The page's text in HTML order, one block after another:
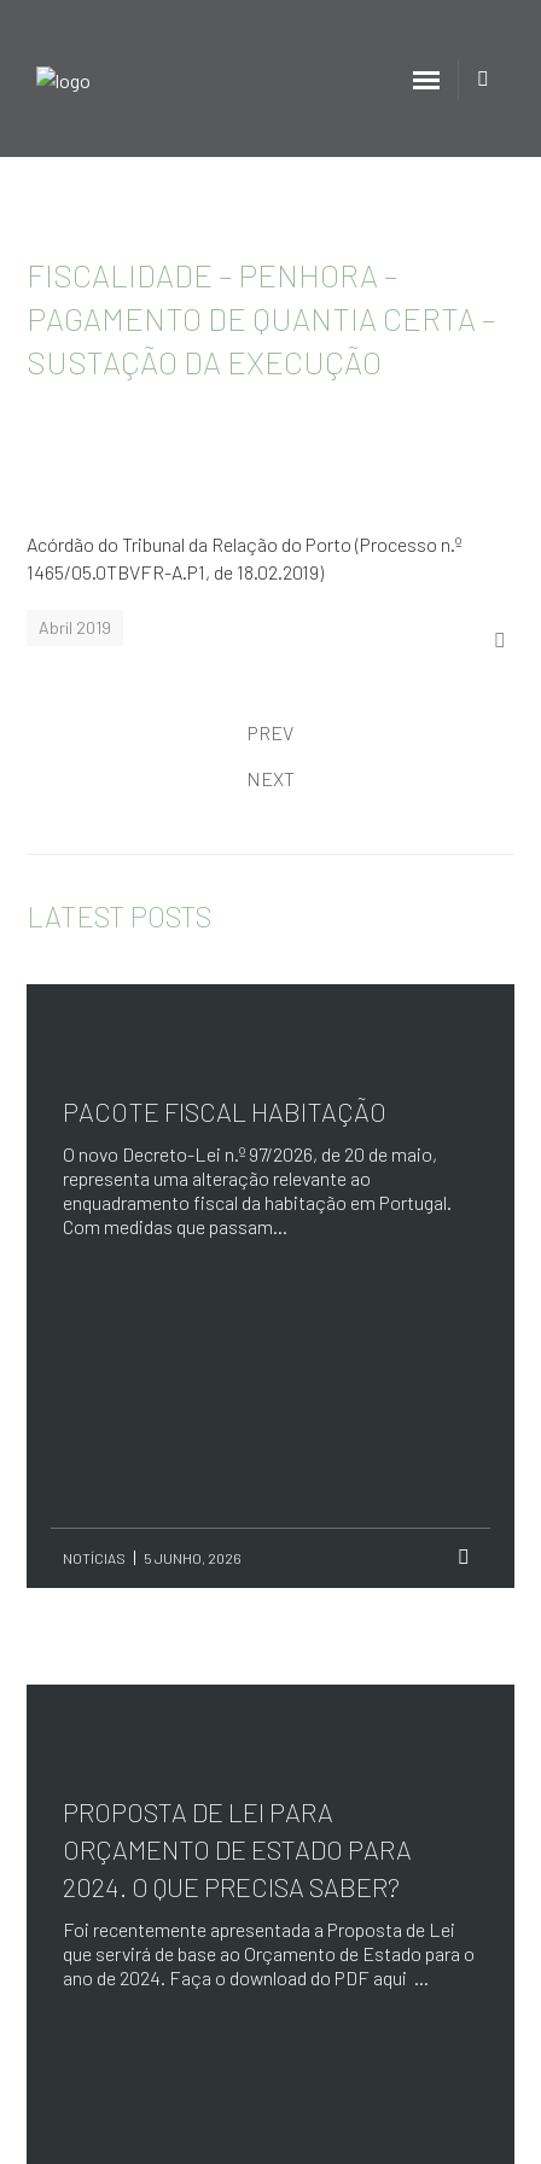
FISCALIDADE – PENHORA –
PAGAMENTO DE QUANTIA CERTA –
SUSTAÇÃO DA EXECUÇÃO
Acórdão do Tribunal da Relação do Porto (Processo n.º
1465/05.0TBVFR-A.P1, de 18.02.2019)
Abril 2019
PREV
NEXT
LATEST POSTS
PACOTE FISCAL HABITAÇÃO
O novo Decreto-Lei n.º 97/2026, de 20 de maio,
representa uma alteração relevante ao
enquadramento fiscal da habitação em Portugal.
Com medidas que passam...
NOTÍCIAS 5 JUNHO, 2026
PROPOSTA DE LEI PARA
ORÇAMENTO DE ESTADO PARA
2024. O QUE PRECISA SABER?
Foi recentemente apresentada a Proposta de Lei
que servirá de base ao Orçamento de Estado para o
ano de 2024. Faça o download do PDF aqui ...